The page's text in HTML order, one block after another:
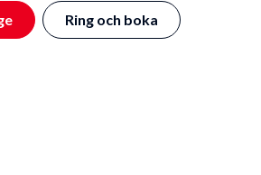
Ring och boka